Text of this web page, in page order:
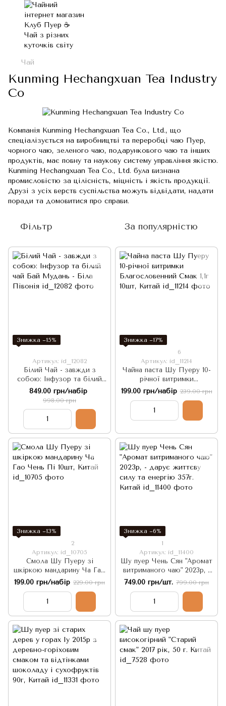
Чай
Kunming Hechangxuan Tea Industry
Co
Компанія Kunming Hechangxuan Tea Co., Ltd., що
спеціалізується на виробництві та переробці чаю Пуер,
чорного чаю, зеленого чаю, подарункового чаю та інших
продуктів, має повну та наукову систему управління якістю.
Kunming Hechangxuan Tea Co., Ltd. була визнана
промисловістю за цілісність, міцність і якість продукції.
Друзі з усіх верств суспільства можуть відвідати, надати
поради та домовитися про справи.
Фільтр За популярністю
Знижка −15%
Артикул: id_12082
Білий Чай - завжди з
собою: Інфузор та білий
чай Бай Мудань - Біла
Півонія
849.00 грн/набір
998.00 грн
Знижка −17%
6
Артикул: id_11214
Чайна паста Шу Пуеру 10-
річної витримки
Благословенний Смак 1,1г
10шт, Китай
199.00 грн/набір 239.00 грн
Знижка −13%
2
Артикул: id_10705
Смола Шу Пуеру зі
шкіркою мандарину Ча Гао
Чень Пі 10шт, Китай
199.00 грн/набір 229.00 грн
Знижка −6%
1
Артикул: id_11400
Шу пуер Чень Сян "Аромат
витриманого чаю" 2023р, -
дарує життєву силу та
енергію 357г. Китай
749.00 грн/шт. 799.00 грн